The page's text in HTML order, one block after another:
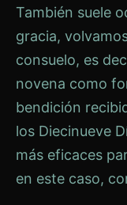
También suele
gracia,
consuelo, es
novena como
bendición
los Diecinueve
más eficaces
en este caso,